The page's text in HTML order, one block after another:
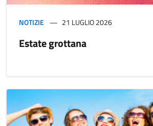
NOTIZIE 21 LUGLIO 2026
Estate grottana